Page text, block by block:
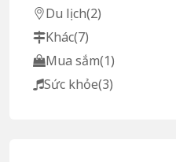
Du lịch(2)
Khác(7)
Mua sắm(1)
Sức khỏe(3)